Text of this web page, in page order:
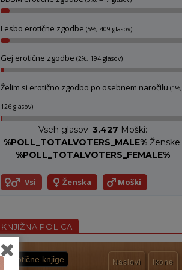
Lesbo erotične zgodbe (5%, 409 glasov)
Gej erotične zgodbe (2%, 194 glasov)
Želim si erotično zgodbo po osebnem naročilu (1%,
126 glasov)
Vseh glasov: 3.427 Moški:
%POLL_TOTALVOTERS_MALE%Ženske:
%POLL_TOTALVOTERS_FEMALE%
Vsi Ženska Moški
KNJIŽNA POLICA
Erotične knjige Naslovi Ikone